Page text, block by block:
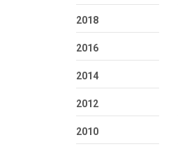
2018
2016
2014
2012
2010